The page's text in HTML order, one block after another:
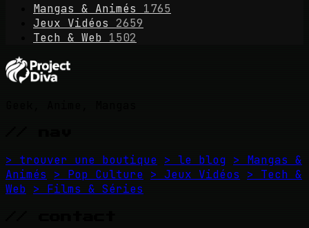
Mangas & Animés
1765
Jeux Vidéos
2659
Tech & Web 1502
> trouver une boutique > le blog > Mangas &
Animés
> Pop Culture > Jeux Vidéos
> Tech &
Web > Films & Séries